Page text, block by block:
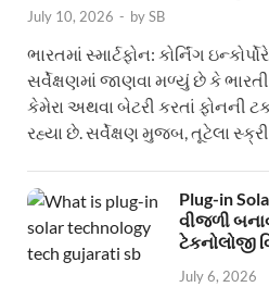
July 10, 2026 - bySB
ભારતમાં સ્માર્ટફોન: કોર્નિંગ
સર્વેક્ષણમાં જાણવા મળ્યું છે કે
કેમેરા અથવા બેટરી કરતાં ફોનની
રહ્યા છે. સર્વેક્ષણ મુજબ, તૂટેલા
Plug-in
વીજળી
ટેકનોલોજી
July 6, 2026